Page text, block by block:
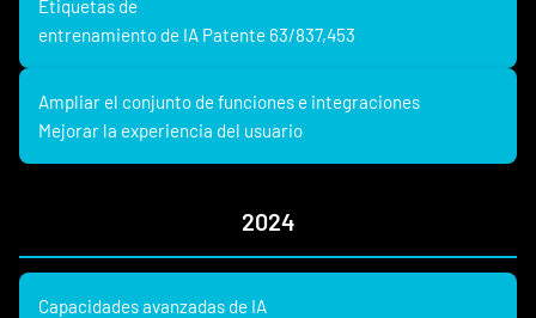
Etiquetas de
entrenamiento de IA Patente 63/837,453
Ampliar el conjunto de funciones e integraciones
Mejorar la experiencia del usuario
2024
Capacidades avanzadas de IA